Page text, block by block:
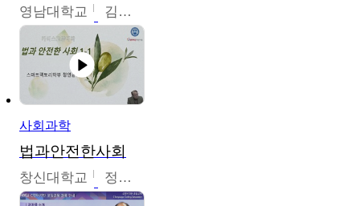
영남대학교 김혜정
사회과학
법과안전한사회
창신대학교 정연균